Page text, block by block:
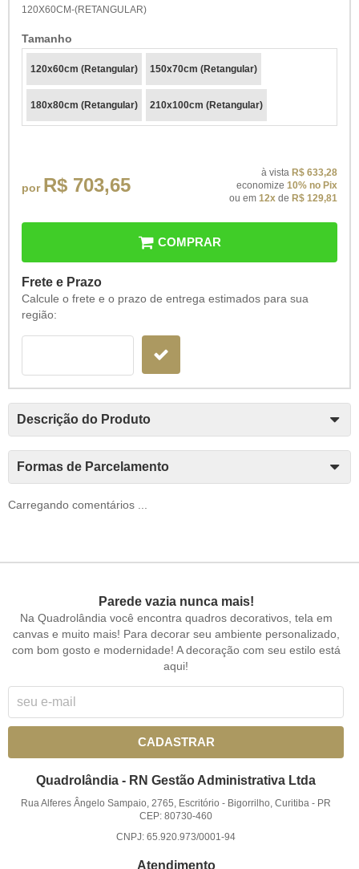
120X60CM-(RETANGULAR)
Tamanho
120x60cm (Retangular) 150x70cm (Retangular)
180x80cm (Retangular) 210x100cm (Retangular)
por R$ 703,65
à vista R$ 633,28
economize 10% no Pix
ou em 12x de R$ 129,81
COMPRAR
Frete e Prazo
Calcule o frete e o prazo de entrega estimados para sua
região:
Descrição do Produto
Formas de Parcelamento
Carregando comentários ...
Parede vazia nunca mais!
Na Quadrolândia você encontra quadros decorativos, tela em
canvas e muito mais! Para decorar seu ambiente personalizado,
com bom gosto e modernidade! A decoração com seu estilo está
aqui!
CADASTRAR
Quadrolândia - RN Gestão Administrativa Ltda
Rua Alferes Ângelo Sampaio, 2765, Escritório- Bigorrilho, Curitiba - PR
CEP: 80730-460
CNPJ: 65.920.973/0001-94
Atendimento